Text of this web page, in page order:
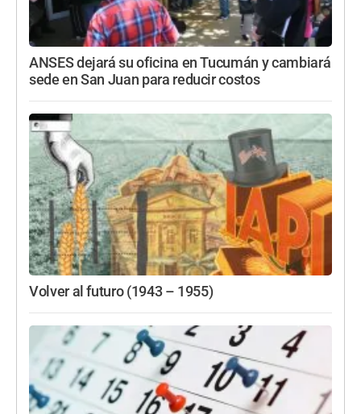
ANSES dejará su oficina en Tucumán y cambiará
sede en San Juan para reducir costos
Volver al futuro (1943 – 1955)